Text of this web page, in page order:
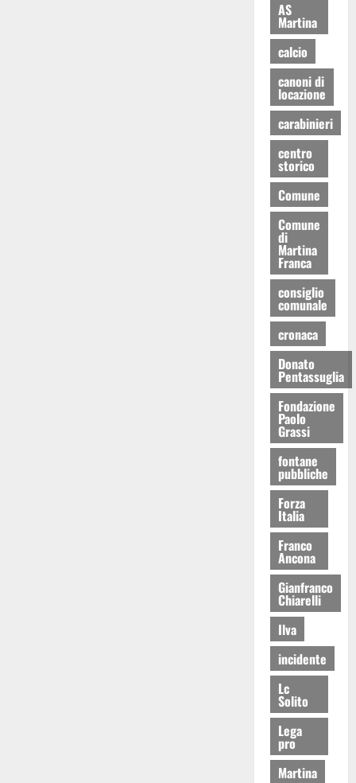
AS
Martina
calcio
canoni di
locazione
carabinieri
centro
storico
Comune
Comune
di
Martina
Franca
consiglio
comunale
cronaca
Donato
Pentassuglia
Fondazione
Paolo
Grassi
fontane
pubbliche
Forza
Italia
Franco
Ancona
Gianfranco
Chiarelli
Ilva
incidente
Lc
Solito
Lega
pro
Martina